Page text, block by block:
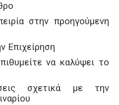
στην προηγούμενη
Επιχείρηση
να καλύψει το
σχετικά με την